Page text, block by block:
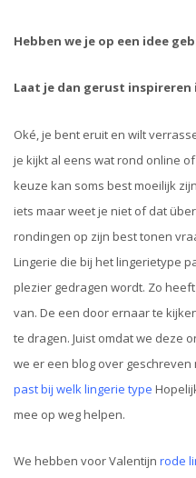
Hebben we je op een idee
Laat je dan gerust inspireren
Oké, je bent eruit en wilt
je kijkt al eens wat rond online
keuze kan soms best moeilijk
iets maar weet je niet of dat
rondingen op zijn best tonen
Lingerie die bij het lingerietype
plezier gedragen wordt. Zo
van. De een door ernaar te
te dragen. Juist omdat we deze
we er een blog over geschreven
past bij welk lingerie type
mee op weg helpen.
We hebben voor Valentijn rode